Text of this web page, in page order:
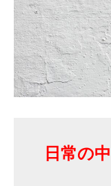
日常の